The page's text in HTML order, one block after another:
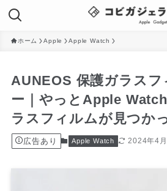
ホーム Apple Apple Watch
AUNEOS 保護ガラスフ
ー｜やっとApple
ラスフィルムが見つか
広告あり Apple Watch 2024年4